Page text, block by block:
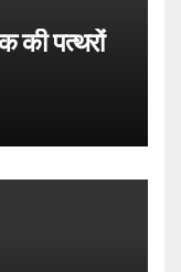
की पत्थरों